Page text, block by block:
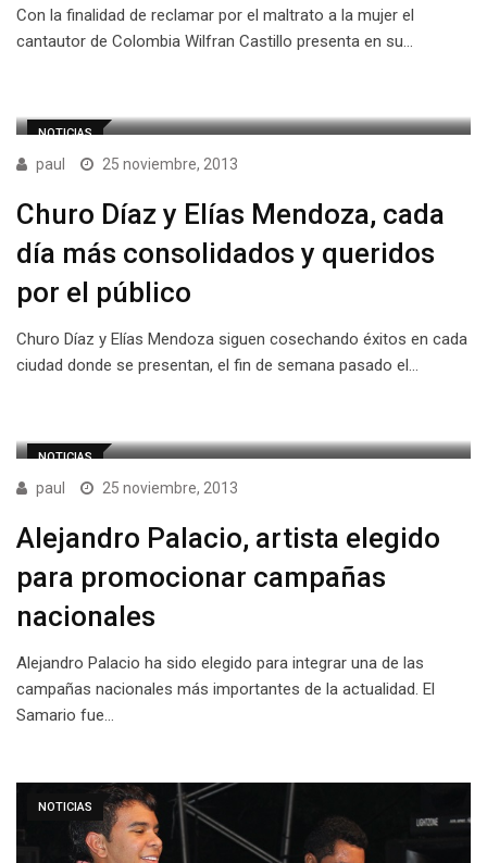
Con la finalidad de reclamar por el maltrato a la mujer el
cantautor de Colombia Wilfran Castillo presenta en su…
NOTICIAS
paul 25 noviembre, 2013
Churo Díaz y Elías Mendoza, cada
día más consolidados y queridos
por el público
Churo Díaz y Elías Mendoza siguen cosechando éxitos en cada
ciudad donde se presentan, el fin de semana pasado el…
NOTICIAS
paul 25 noviembre, 2013
Alejandro Palacio, artista elegido
para promocionar campañas
nacionales
Alejandro Palacio ha sido elegido para integrar una de las
campañas nacionales más importantes de la actualidad. El
Samario fue…
NOTICIAS